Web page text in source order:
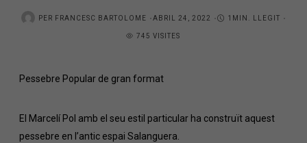
PER FRANCESC BARTOLOME ABRIL 24, 2022
1MIN. LLEGIT
745 VISITES
Pessebre Popular de gran format
El Marcelí Pol amb el seu estil particular ha construït aquest
pessebre en l’antic espai Salanguera.